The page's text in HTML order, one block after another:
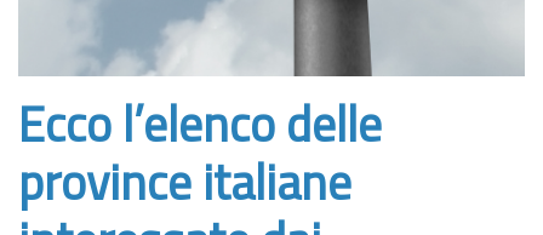
Ecco l’elenco delle
province italiane